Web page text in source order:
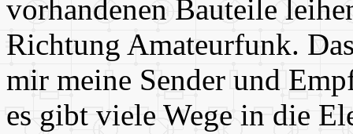
vorhandenen Bauteile
Richtung Amateurfunk.
mir meine Sender und
es gibt viele Wege in die